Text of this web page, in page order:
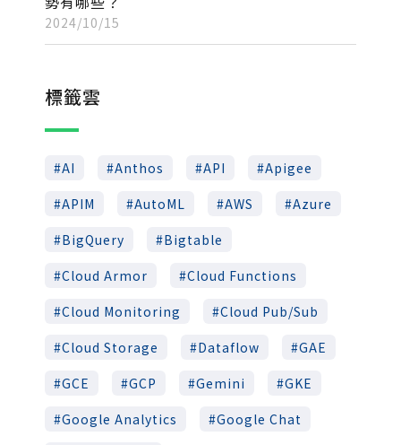
2024/10/15
標籤雲
AI Anthos API
Apigee
APIM
AutoML AWS
Azure
BigQuery
Bigtable
Cloud Armor
Cloud Functions
Cloud Monitoring
Cloud Pub/Sub
Cloud Storage
Dataflow
GAE
GCE
GCP Gemini
GKE
Google Analytics
Google Chat